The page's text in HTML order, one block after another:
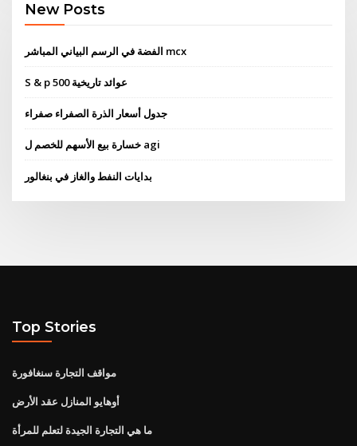
New Posts
الفضة في الرسم البياني المباشر mcx
S & p 500 عوائد تاريخية
جدول أسعار الذرة الصفراء صفراء
خسارة بيع الأسهم للخصم ل agi
بدايات النفط والغاز في بنغالور
Top Stories
مواقف التجارة سنغافورة
أوهايو المنازل عقد الأرض
ما هي التجارة الجيدة لتعلم للمرأة